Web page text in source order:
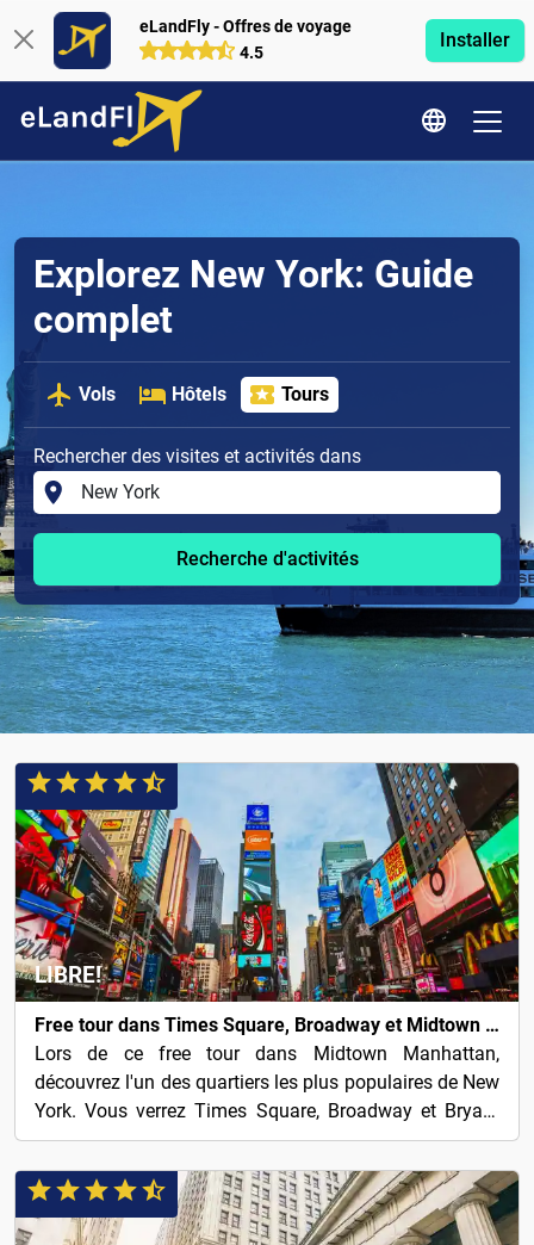
eLandFly - Offres de voyage
4.5
Installer
Explorez New York: Guide
complet
Vols Hôtels Tours
Rechercher des visites et activités dans
Recherche d'activités
LIBRE!
Free tour dans Times Square, Broadway et Midtown Manhattan
Lors de ce free tour dans Midtown Manhattan,
découvrez l'un des quartiers les plus populaires de New
York. Vous verrez Times Square, Broadway et Bryant
Park.